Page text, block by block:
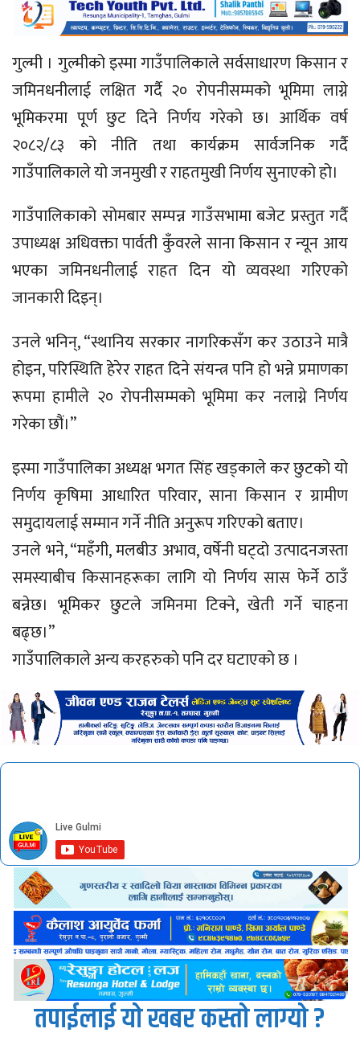
गुल्मी । गुल्मीको इस्मा गाउँपालिकाले सर्वसाधारण किसान र
जमिनधनीलाई लक्षित गर्दै २० रोपनीसम्मको भूमिमा लाग्ने
भूमिकरमा पूर्ण छुट दिने निर्णय गरेको छ। आर्थिक वर्ष
२०८२/८३ काे नीति तथा कार्यक्रम सार्वजनिक गर्दै
गाउँपालिकाले यो जनमुखी र राहतमुखी निर्णय सुनाएको हो।
गाउँपालिकाको सोमबार सम्पन्न गाउँसभामा बजेट प्रस्तुत गर्दै
उपाध्यक्ष अधिवक्ता पार्वती कुँवरले साना किसान र न्यून आय
भएका जमिनधनीलाई राहत दिन यो व्यवस्था गरिएको
जानकारी दिइन्।
उनले भनिन्, “स्थानिय सरकार नागरिकसँग कर उठाउने मात्रै
होइन, परिस्थिति हेरेर राहत दिने संयन्त्र पनि हो भन्ने प्रमाणका
रूपमा हामीले २० रोपनीसम्मको भूमिमा कर नलाग्ने निर्णय
गरेका छौं।”
इस्मा गाउँपालिका अध्यक्ष भगत सिंह खड्काले कर छुटको यो
निर्णय कृषिमा आधारित परिवार, साना किसान र ग्रामीण
समुदायलाई सम्मान गर्ने नीति अनुरूप गरिएको बताए।
उनले भने, “महँगी, मलबीउ अभाव, वर्षेनी घट्दो उत्पादनजस्ता
समस्याबीच किसानहरूका लागि यो निर्णय सास फेर्ने ठाउँ
बन्नेछ। भूमिकर छुटले जमिनमा टिक्ने, खेती गर्ने चाहना
बढ्छ।”
गाउँपालिकाले अन्य करहरुकाे पनि दर घटाएको छ ।
तपाईलाई यो खबर कस्तो लाग्यो ?